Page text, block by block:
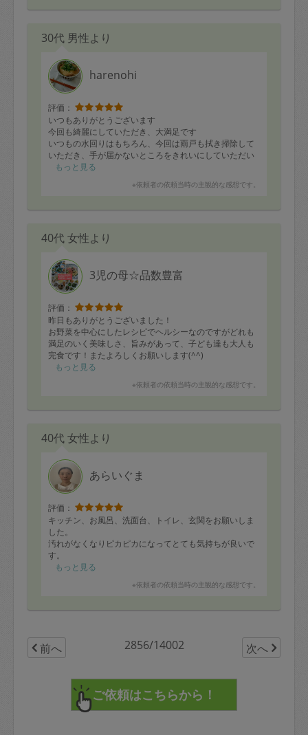
30代 男性より
harenohi
評価：
いつもありがとうございます
今回も綺麗にしていただき、大満足です
いつもの水回りはもちろん、今回は雨戸も拭き掃除して
いただき、手が届かないところをきれいにしていただい
ているので大変助かっています
もっと見る
※依頼者の依頼当時の主観的な感想です。
40代 女性より
3児の母☆品数豊富
評価：
昨日もありがとうございました！
お野菜を中心にしたレシピでヘルシーなのですがどれも
満足のいく美味しさ、旨みがあって、子ども達も大人も
完食です！またよろしくお願いします(^^)
もっと見る
※依頼者の依頼当時の主観的な感想です。
40代 女性より
あらいぐま
評価：
キッチン、お風呂、洗面台、トイレ、玄関をお願いしま
した。
汚れがなくなりピカピカになってとても気持ちが良いで
す。
なかなか日常手が回らないところまできれいにしていた
もっと見る
※依頼者の依頼当時の主観的な感想です。
前へ 2856/14002 次へ